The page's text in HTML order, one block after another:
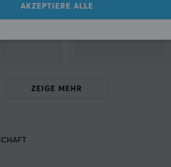
ZEIGE MEHR
AKZEPTIERE ALLE